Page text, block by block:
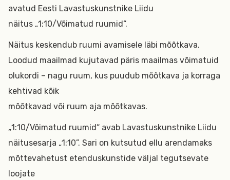
avatud Eesti Lavastuskunstnike Liidu
näitus „1:10/Võimatud ruumid“.
Näitus keskendub ruumi avamisele läbi mõõtkava.
Loodud maailmad kujutavad päris maailmas võimatuid
olukordi – nagu ruum, kus puudub mõõtkava ja korraga
kehtivad kõik
mõõtkavad või ruum aja mõõtkavas.
„1:10/Võimatud ruumid“ avab Lavastuskunstnike Liidu
näitusesarja „1:10”. Sari on kutsutud ellu arendamaks
mõttevahetust etenduskunstide väljal tegutsevate
loojate